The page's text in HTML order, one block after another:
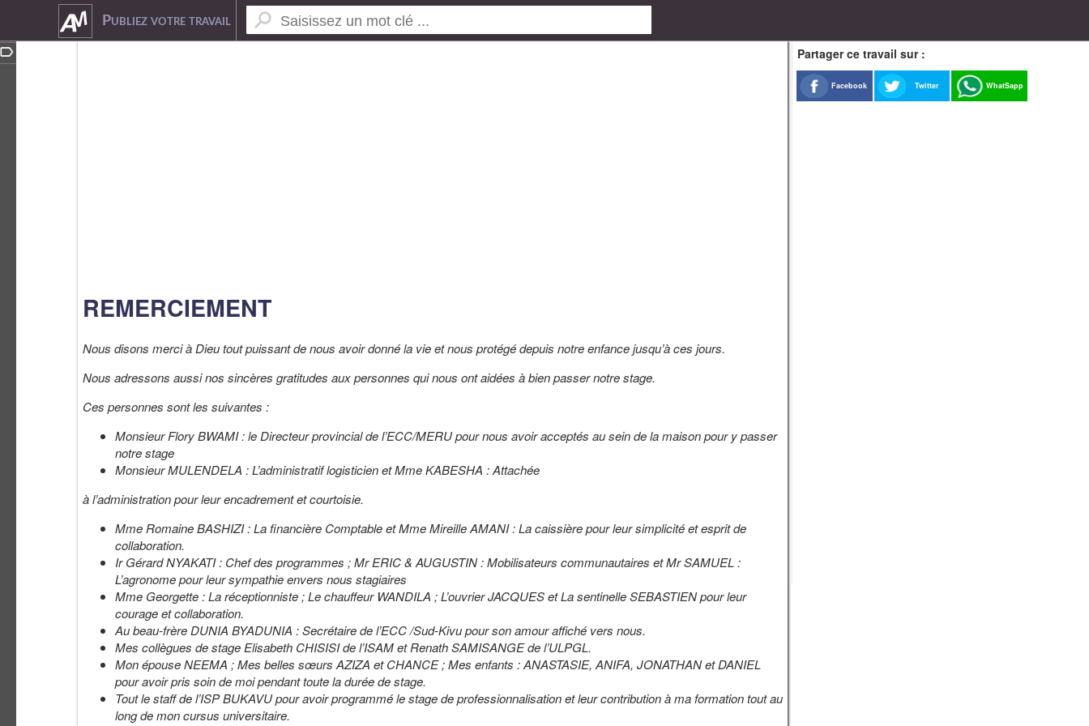
Publiez votre travail
REMERCIEMENT
Nous disons merci à Dieu tout puissant de nous avoir donné la vie et nous protégé depuis notre enfance jusqu’à ces jours.
Nous adressons aussi nos sincères gratitudes aux personnes qui nous ont aidées à bien passer notre stage.
Ces personnes sont les suivantes :
Monsieur Flory BWAMI : le Directeur provincial de l’ECC/MERU pour nous avoir acceptés au sein de la maison pour y passer
notre stage
Monsieur MULENDELA : L’administratif logisticien et Mme KABESHA : Attachée
à l’administration pour leur encadrement et courtoisie.
Mme Romaine BASHIZI : La financière Comptable et Mme Mireille AMANI : La caissière pour leur simplicité et esprit de
collaboration.
Ir Gérard NYAKATI : Chef des programmes ; Mr ERIC & AUGUSTIN : Mobilisateurs communautaires et Mr SAMUEL :
L’agronome pour leur sympathie envers nous stagiaires
Mme Georgette : La réceptionniste ; Le chauffeur WANDILA ; L’ouvrier JACQUES et La sentinelle SEBASTIEN pour leur
courage et collaboration.
Au beau-frère DUNIA BYADUNIA : Secrétaire de l’ECC /Sud-Kivu pour son amour affiché vers nous.
Mes collègues de stage Elisabeth CHISISI de l’ISAM et Renath SAMISANGE de l’ULPGL.
Mon épouse NEEMA ; Mes belles sœurs AZIZA et CHANCE ; Mes enfants : ANASTASIE, ANIFA, JONATHAN et DANIEL
pour avoir pris soin de moi pendant toute la durée de stage.
Tout le staff de l’ISP BUKAVU pour avoir programmé le stage de professionnalisation et leur contribution à ma formation tout au
long de mon cursus universitaire.
Partager ce travail sur :
Facebook Twitter WhatSapp